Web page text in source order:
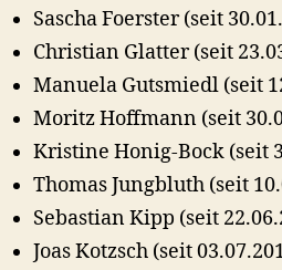
Sascha Foerster (seit
Christian Glatter (seit
Manuela Gutsmiedl (seit
Moritz Hoffmann (seit
Kristine Honig-Bock (seit
Thomas Jungbluth (seit
Sebastian Kipp (seit
Joas Kotzsch (seit